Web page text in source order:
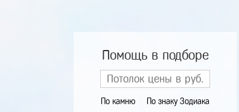
Помощь в подборе
По камню По знаку Зодиака